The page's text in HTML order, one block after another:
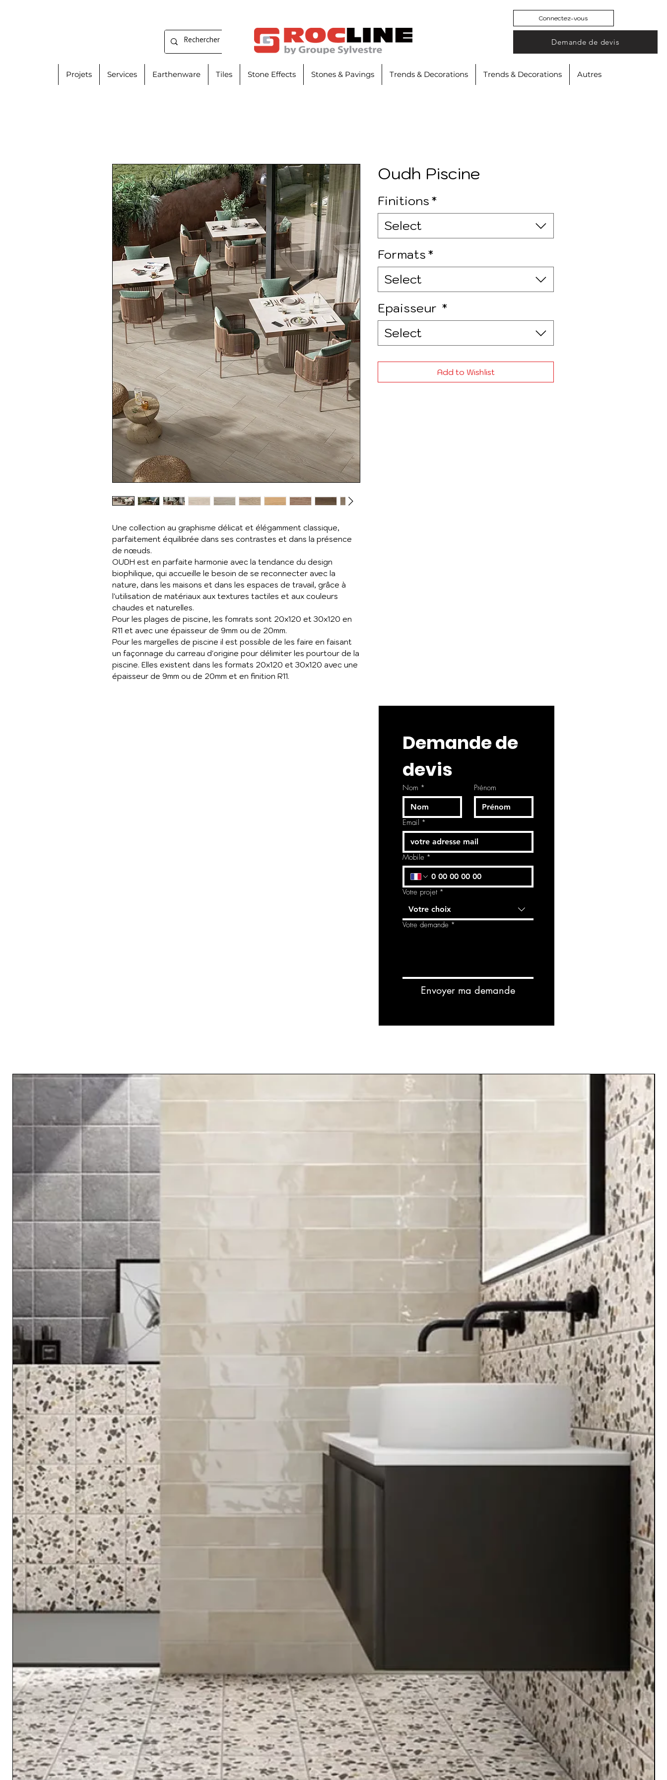
Connectez-vous
Demande de devis
Projets Services Earthenware Tiles Stone Effects Stones & Pavings Trends & Decorations Trends & Decorations Autres
Une collection au graphisme délicat et élégamment classique,
parfaitement équilibrée dans ses contrastes et dans la présence
de nœuds.
OUDH est en parfaite harmonie avec la tendance du design
biophilique, qui accueille le besoin de se reconnecter avec la
nature, dans les maisons et dans les espaces de travail, grâce à
l'utilisation de matériaux aux textures tactiles et aux couleurs
chaudes et naturelles.
Pour les plages de piscine, les fomrats sont 20x120 et 30x120 en
R11 et avec une épaisseur de 9mm ou de 20mm.
Pour les margelles de piscine il est possible de les faire en faisant
un façonnage du carreau d'origine pour délimiter les pourtour de la
piscine. Elles existent dans les formats 20x120 et 30x120 avec une
épaisseur de 9mm ou de 20mm et en finition R11.
Oudh Piscine
Finitions*
Select
Formats*
Select
Epaisseur *
Select
Add to Wishlist
Demande de
devis
Nom * Prénom
Email *
Mobile *
Votre projet *
Votre choix
Votre demande *
Envoyer ma demande